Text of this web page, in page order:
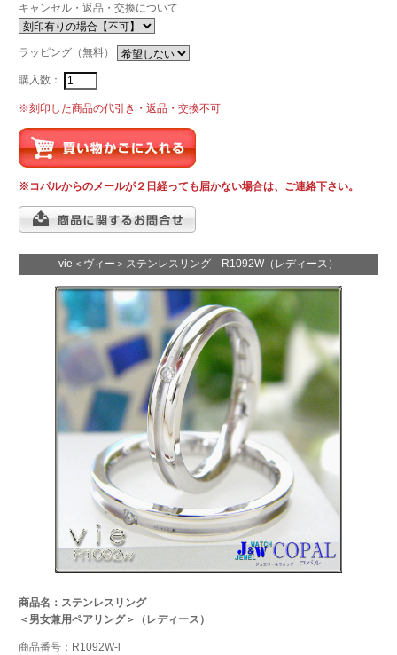
キャンセル・返品・交換について
ラッピング（無料）
購入数：
※刻印した商品の代引き・返品・交換不可
※コパルからのメールが２日経っても届かない場合は、ご連絡下さい。
vie＜ヴィー＞ステンレスリング R1092W（レディース）
商品名：ステンレスリング
＜男女兼用ペアリング＞（レディース）
商品番号：R1092W-l